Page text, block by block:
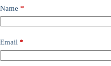
Name *
Email *